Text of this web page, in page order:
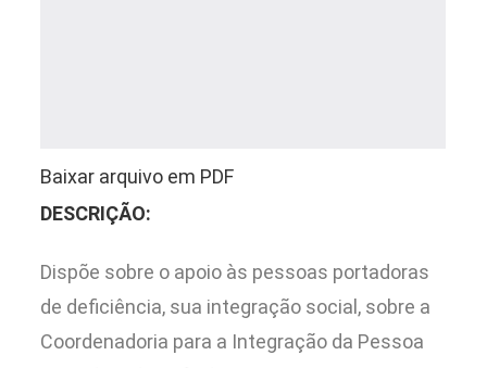
Baixar arquivo em PDF
DESCRIÇÃO:
Dispõe sobre o apoio às pessoas portadoras
de deficiência, sua integração social, sobre a
Coordenadoria para a Integração da Pessoa